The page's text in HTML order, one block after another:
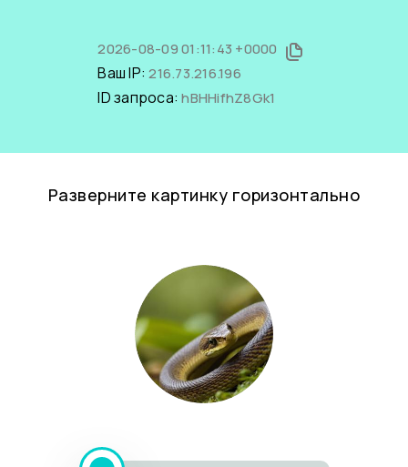
2026-08-09 01:11:43 +0000
Ваш IP:216.73.216.196
ID запроса:hBHHifhZ8Gk1
Разверните картинку горизонтально